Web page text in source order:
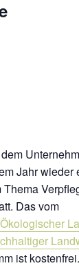
Jahr wieder
Das vom
Ökologischer
ist kostenfrei.